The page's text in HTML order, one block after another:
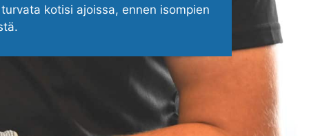
kotisi ajoissa, ennen isompien